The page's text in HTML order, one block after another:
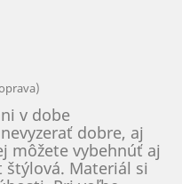
v dobe
dobre, aj
môžete vybehnúť aj
štýlová. Materiál si